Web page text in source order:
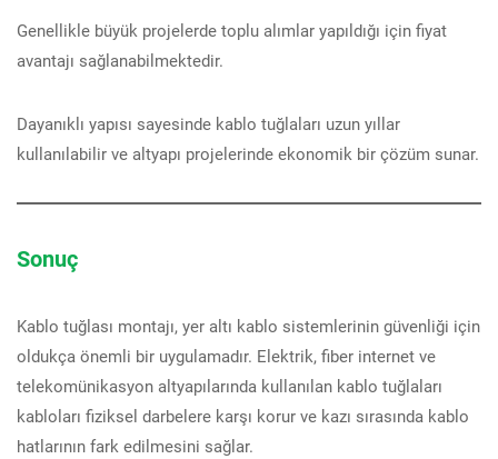
Genellikle büyük projelerde toplu alımlar yapıldığı için fiyat
avantajı sağlanabilmektedir.
Dayanıklı yapısı sayesinde kablo tuğlaları uzun yıllar
kullanılabilir ve altyapı projelerinde ekonomik bir çözüm sunar.
Sonuç
Kablo tuğlası montajı, yer altı kablo sistemlerinin güvenliği için
oldukça önemli bir uygulamadır. Elektrik, fiber internet ve
telekomünikasyon altyapılarında kullanılan kablo tuğlaları
kabloları fiziksel darbelere karşı korur ve kazı sırasında kablo
hatlarının fark edilmesini sağlar.